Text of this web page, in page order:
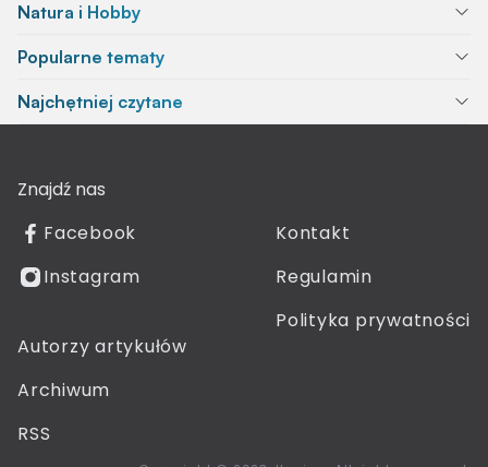
Natura i Hobby
Popularne tematy
Najchętniej czytane
Znajdź nas
Facebook
Instagram
Kontakt
Regulamin
Polityka prywatności
Autorzy artykułów
Archiwum
RSS